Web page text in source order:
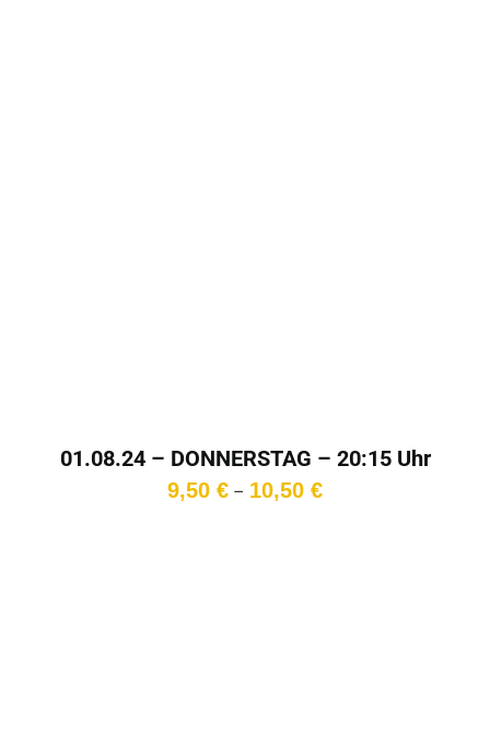
01.08.24 – DONNERSTAG – 20:15 Uhr
9,50 € – 10,50 €Preisspanne: